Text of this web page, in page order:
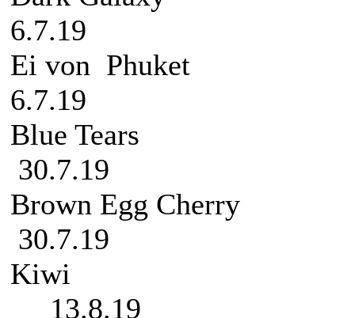
6.7.19
Ei von
6.7.19
Blue
30.7.19
Brown
30.7.19
13.8.19